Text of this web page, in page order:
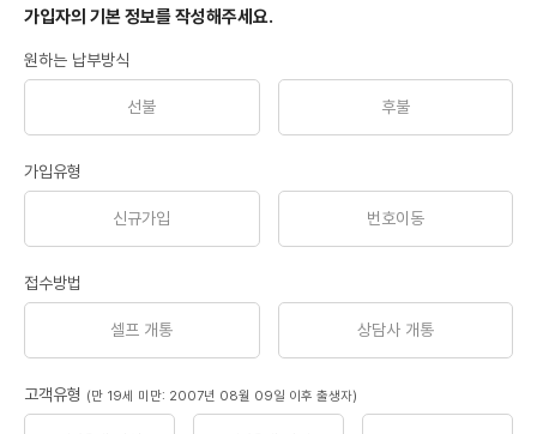
가입자의 기본 정보를 작성해주세요.
원하는 납부방식
선불 후불
가입유형
신규가입 번호이동
접수방법
셀프 개통 상담사 개통
고객유형 (만 19세 미만: 2007년 08월 09일 이후 출생자)